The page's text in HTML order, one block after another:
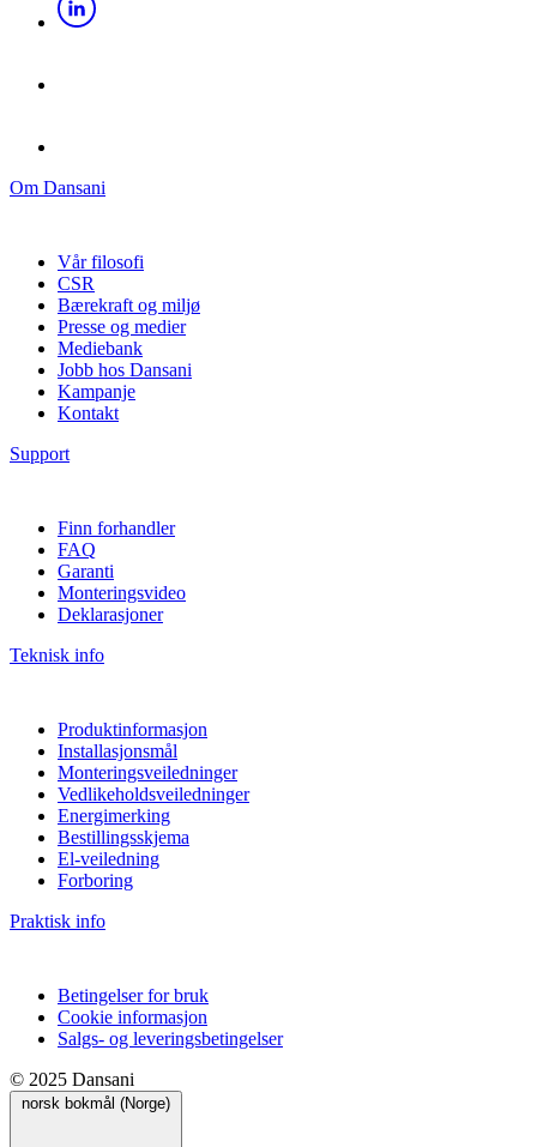
Om Dansani
Vår filosofi
CSR
Bærekraft og miljø
Presse og medier
Mediebank
Jobb hos Dansani
Kampanje
Kontakt
Support
Finn forhandler
FAQ
Garanti
Monteringsvideo
Deklarasjoner
Teknisk info
Produktinformasjon
Installasjonsmål
Monteringsveiledninger
Vedlikeholdsveiledninger
Energimerking
Bestillingsskjema
El-veiledning
Forboring
Praktisk info
Betingelser for bruk
Cookie informasjon
Salgs- og leveringsbetingelser
© 2025 Dansani
norsk bokmål (Norge)